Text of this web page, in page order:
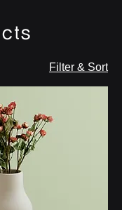
Filter & Sort